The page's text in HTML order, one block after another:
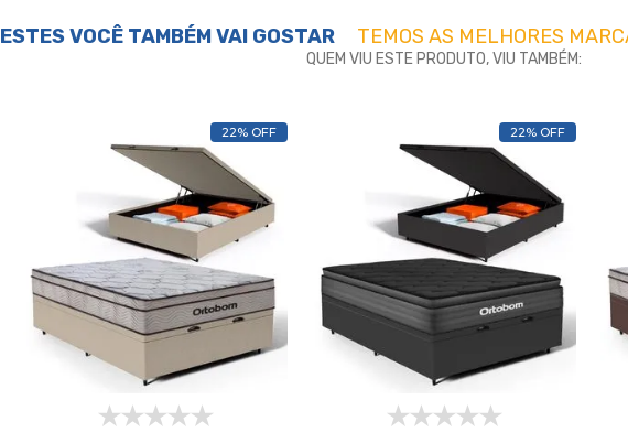
ESTES VOCÊ TAMBÉM VAI GOSTAR TEMOS AS MELHORES
QUEM VIU ESTE PRODUTO, VIU TAMBÉM:
22% OFF 22% OFF